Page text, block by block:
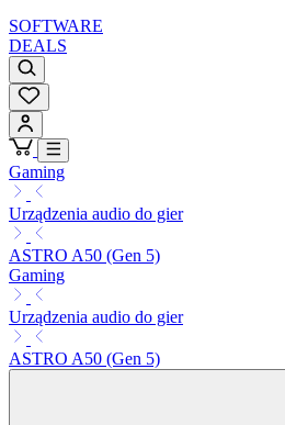
SOFTWARE
DEALS
Gaming
Urządzenia audio do gier
ASTRO A50 (Gen 5)
Gaming
Urządzenia audio do gier
ASTRO A50 (Gen 5)